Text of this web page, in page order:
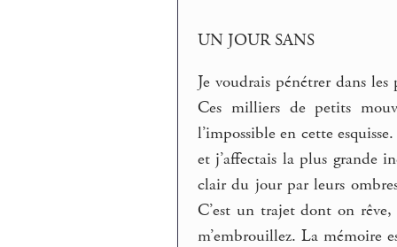
UN JOUR SANS
Je voudrais pénétrer dans
Ces milliers de petits
l’impossible en cette
et j’affectais la plus grande
clair du jour par leurs
C’est un trajet dont on rêve,
m’embrouillez. La mémoire